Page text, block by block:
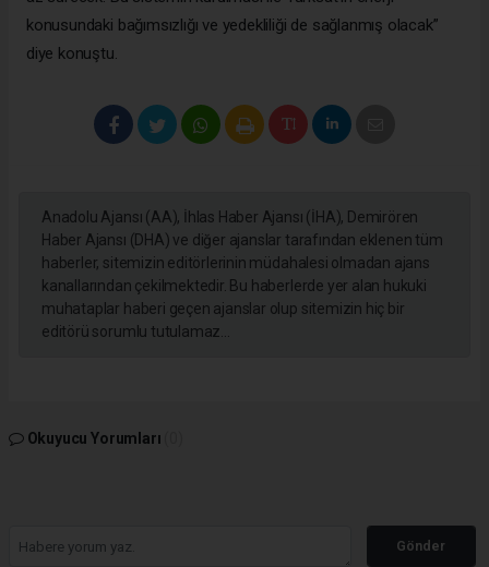
konusundaki bağımsızlığı ve yedekliliği de sağlanmış olacak”
diye konuştu.
Anadolu Ajansı (AA), İhlas Haber Ajansı (İHA), Demirören
Haber Ajansı (DHA) ve diğer ajanslar tarafından eklenen tüm
haberler, sitemizin editörlerinin müdahalesi olmadan ajans
kanallarından çekilmektedir. Bu haberlerde yer alan hukuki
muhataplar haberi geçen ajanslar olup sitemizin hiç bir
editörü sorumlu tutulamaz...
Okuyucu Yorumları
Gönder